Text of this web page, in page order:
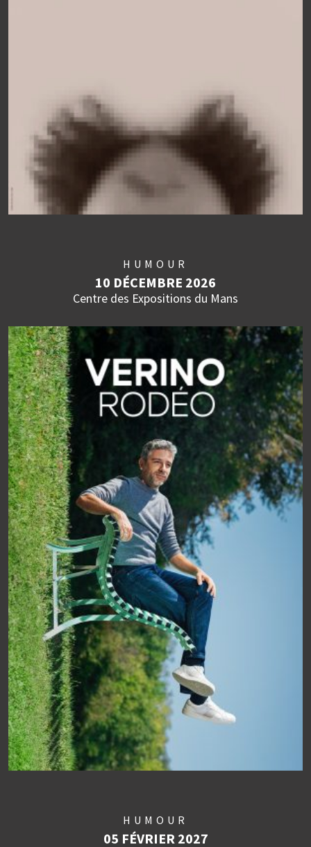
HUMOUR
10 DÉCEMBRE 2026
Centre des Expositions du Mans
HUMOUR
05 FÉVRIER 2027